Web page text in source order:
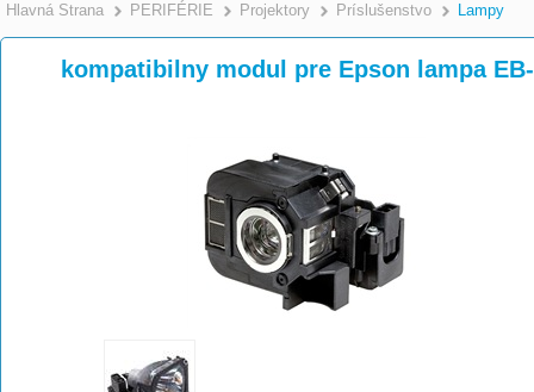
Hlavná Strana >
PERIFÉRIE >
Projektory >
Príslušenstvo Lampy
kompatibilny modul pre Epson lampa